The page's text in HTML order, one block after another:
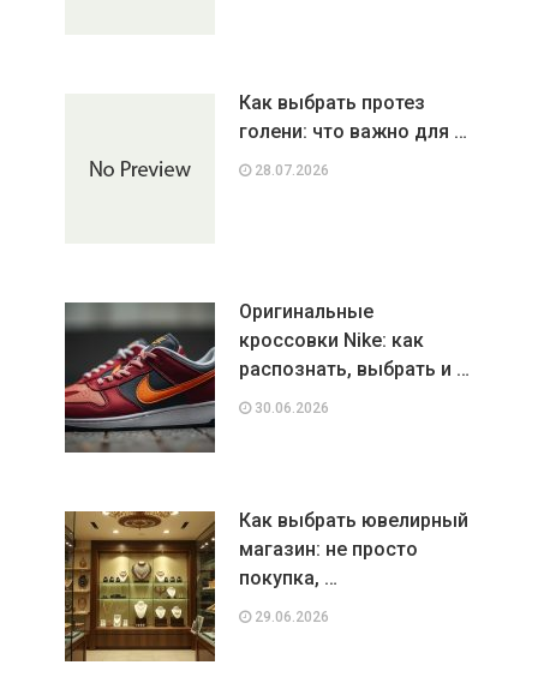
Как выбрать протез
голени: что важно для …
28.07.2026
Оригинальные
кроссовки Nike: как
распознать, выбрать и …
30.06.2026
Как выбрать ювелирный
магазин: не просто
покупка, …
29.06.2026